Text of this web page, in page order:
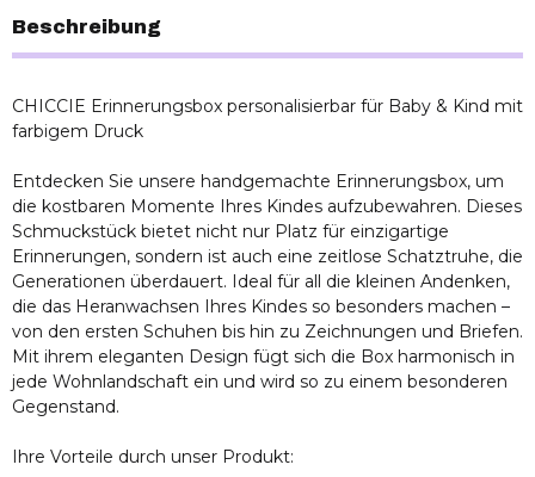
Beschreibung
CHICCIE Erinnerungsbox personalisierbar für Baby & Kind mit
farbigem Druck
Entdecken Sie unsere handgemachte Erinnerungsbox, um
die kostbaren Momente Ihres Kindes aufzubewahren. Dieses
Schmuckstück bietet nicht nur Platz für einzigartige
Erinnerungen, sondern ist auch eine zeitlose Schatztruhe, die
Generationen überdauert. Ideal für all die kleinen Andenken,
die das Heranwachsen Ihres Kindes so besonders machen –
von den ersten Schuhen bis hin zu Zeichnungen und Briefen.
Mit ihrem eleganten Design fügt sich die Box harmonisch in
jede Wohnlandschaft ein und wird so zu einem besonderen
Gegenstand.
Ihre Vorteile durch unser Produkt: